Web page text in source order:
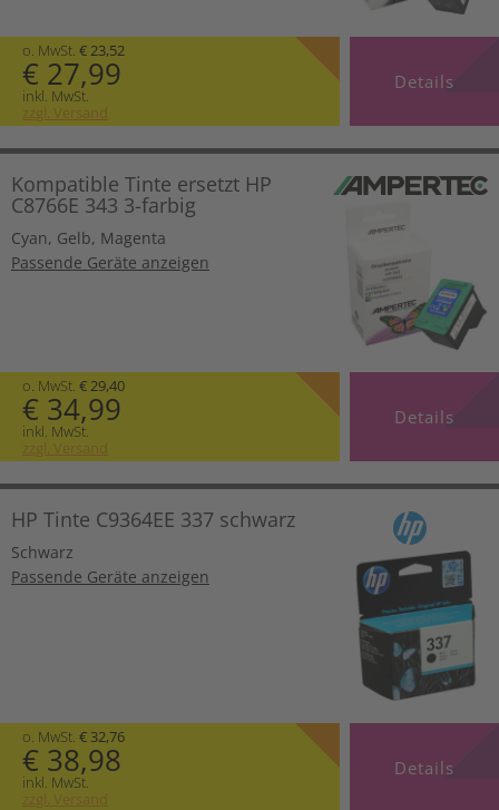
o. MwSt. € 23,52
€ 27,99
inkl. MwSt.
zzgl. Versand
Details
Kompatible Tinte ersetzt HP
C8766E 343 3-farbig
Cyan, Gelb, Magenta
Passende Geräte anzeigen
o. MwSt. € 29,40
€ 34,99
inkl. MwSt.
zzgl. Versand
Details
HP Tinte C9364EE 337 schwarz
Schwarz
Passende Geräte anzeigen
o. MwSt. € 32,76
€ 38,98
inkl. MwSt.
zzgl. Versand
Details